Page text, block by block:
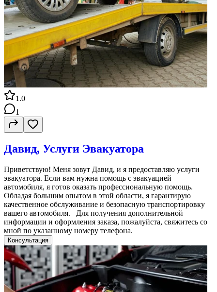
1.0
1
Давид, Услуги Эвакуатора
Приветствую! Меня зовут Давид, и я предоставляю услуги
эвакуатора. Если вам нужна помощь с эвакуацией
автомобиля, я готов оказать профессиональную помощь.
Обладая большим опытом в этой области, я гарантирую
качественное обслуживание и безопасную транспортировку
вашего автомобиля. Для получения дополнительной
информации и оформления заказа, пожалуйста, свяжитесь со
мной по указанному номеру телефона.
Консультация